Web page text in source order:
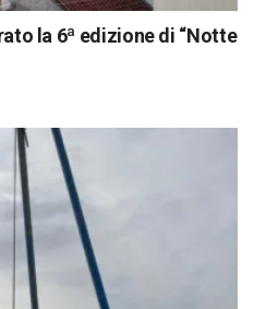
la 6ª edizione di “Notte